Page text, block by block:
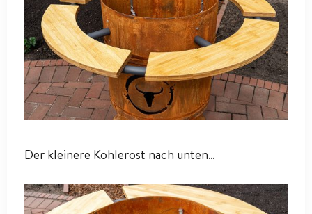
Der kleinere Kohlerost nach unten…